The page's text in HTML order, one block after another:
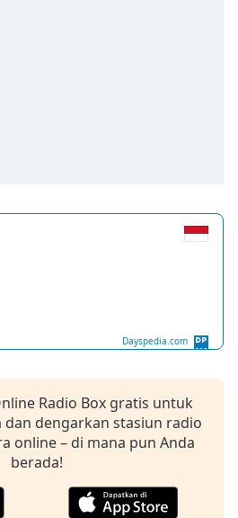
Dayspedia.com
Radio Box gratis untuk
dan dengarkan stasiun radio
online – di mana pun Anda
berada!